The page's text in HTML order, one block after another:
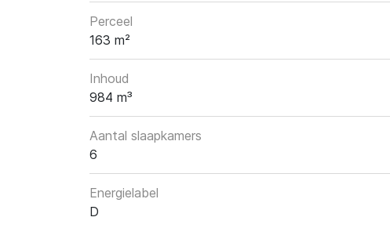
Perceel
163 m²
Inhoud
984 m³
Aantal slaapkamers
6
Energielabel
D